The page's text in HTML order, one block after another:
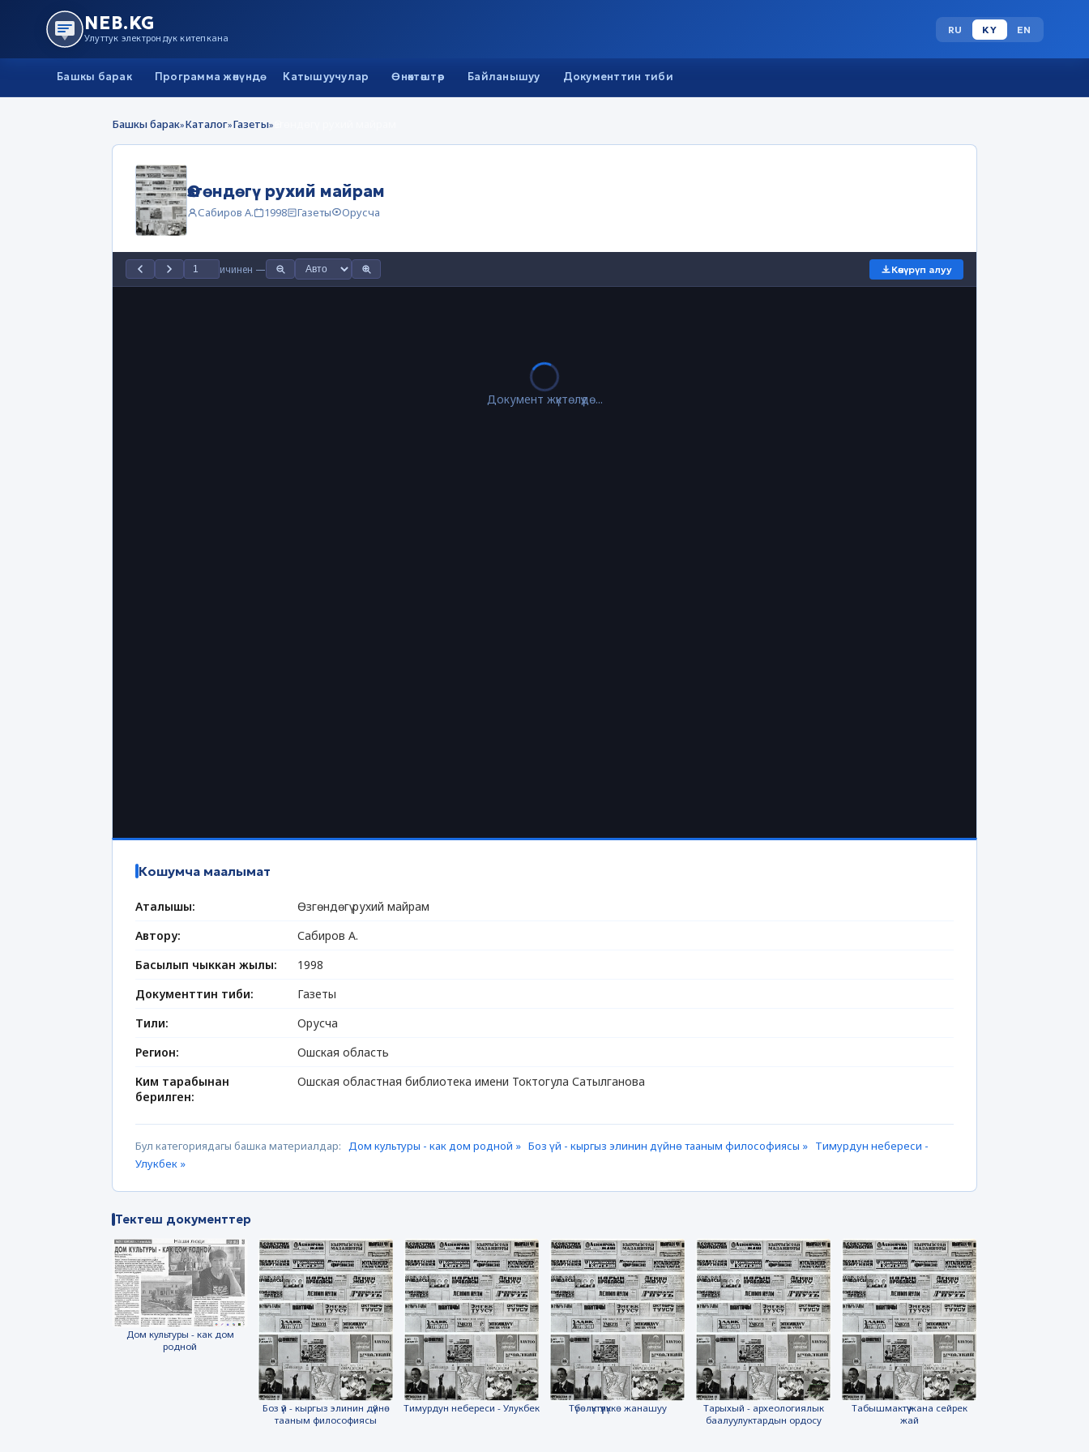
NEB.KG
Улуттук электрондук китепкана
RU KY EN
Башкы барак Программа жөнүндө Катышуучулар Өнөктөштөр Байланышуу Документтин тиби
Башкы барак»Каталог»Газеты»
Өзгөндөгү рухий майрам
Сабиров А. 1998 Газеты Орусча
ичинен — Көчүрүп алуу
Документ жүктөлүүдө...
Кошумча маалымат
Аталышы:
Өзгөндөгү рухий майрам
Автору:
Сабиров А.
Басылып чыккан жылы:
1998
Документтин тиби:
Газеты
Тили:
Орусча
Регион:
Ошская область
Ким тарабынан
берилген:
Ошская областная библиотека имени Токтогула Сатылганова
Бул категориядагы башка материалдар: Дом культуры - как дом родной » Боз үй - кыргыз элинин дүйнө тааным философиясы » Тимурдун небереси -
Улукбек »
Тектеш документтер
Дом культуры - как дом
родной
Боз үй - кыргыз элинин дүйнө
тааным философиясы
Тимурдун небереси - Улукбек Түбөлүктүүлүккө жанашуу
Тарыхый - археологиялык
баалуулуктардын ордосу
Табышмактүү жана сейрек
жай